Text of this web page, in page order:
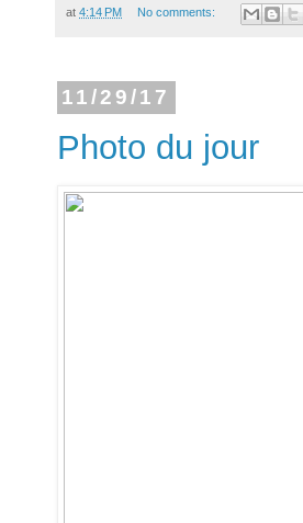
at 4:14 PM No comments:
11/29/17
Photo du jour